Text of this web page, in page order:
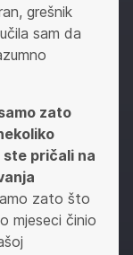
grešnik
sam da
zato
ste pričali na
zato što
mjeseci činio